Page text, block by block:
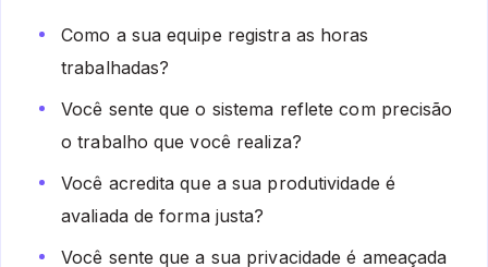
Como a sua equipe registra as horas
trabalhadas?
Você sente que o sistema reflete com precisão
o trabalho que você realiza?
Você acredita que a sua produtividade é
avaliada de forma justa?
Você sente que a sua privacidade é ameaçada